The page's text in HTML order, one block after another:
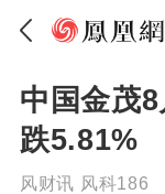
中国金茂
跌5.81%
风财讯 风科186